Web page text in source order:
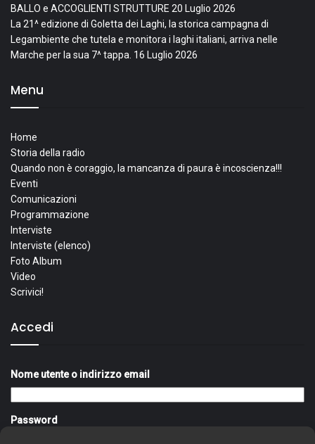
BALLO e ACCOGLIENTI STRUTTURE 20 Luglio 2026
La 21^ edizione di Goletta dei Laghi, la storica campagna di
Legambiente che tutela e monitora i laghi italiani, arriva nelle
Marche per la sua 7^ tappa. 16 Luglio 2026
Menu
Home
Storia della radio
Quando non è coraggio, la mancanza di paura è incoscienza!!!
Eventi
Comunicazioni
Programmazione
Interviste
Interviste (elenco)
Foto Album
Video
Scrivici!
Accedi
Nome utente o indirizzo email
Password